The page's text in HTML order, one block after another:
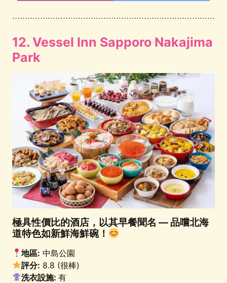
12. Vessel Inn Sapporo Nakajima
Park
極具性價比的酒店，以其早餐聞名 — 品嚐北海
道特色如新鮮海鮮碗！
地區: 中島公園
評分: 8.8 (很棒)
洗衣設施: 有